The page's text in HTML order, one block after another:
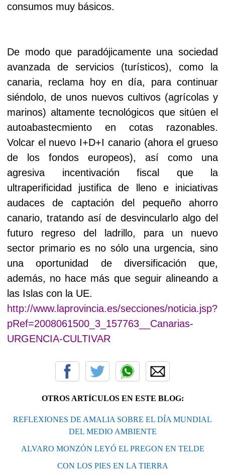
consumos muy básicos.
De modo que paradójicamente una sociedad
avanzada de servicios (turísticos), como la
canaria, reclama hoy en día, para continuar
siéndolo, de unos nuevos cultivos (agrícolas y
marinos) altamente tecnológicos que sitúen el
autoabastecmiento en cotas razonables.
Volcar el nuevo I+D+I canario (ahora el grueso
de los fondos europeos), así como una
agresiva incentivación fiscal que la
ultraperificidad justifica de lleno e iniciativas
audaces de captación del pequeño ahorro
canario, tratando así de desvincularlo algo del
futuro regreso del ladrillo, para un nuevo
sector primario es no sólo una urgencia, sino
una oportunidad de diversificación que,
además, no hace más que seguir alineando a
las Islas con la UE.
http://www.laprovincia.es/secciones/noticia.jsp?
pRef=2008061500_3_157763__Canarias-
URGENCIA-CULTIVAR
OTROS ARTÍCULOS EN ESTE BLOG:
REFLEXIONES DE AMALIA SOBRE EL DÍA MUNDIAL
DEL MEDIO AMBIENTE
ALVARO MONZÓN LEYÓ EL PREGON EN TELDE
CON LOS PIES EN LA TIERRA